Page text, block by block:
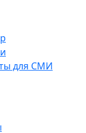
для СМИ